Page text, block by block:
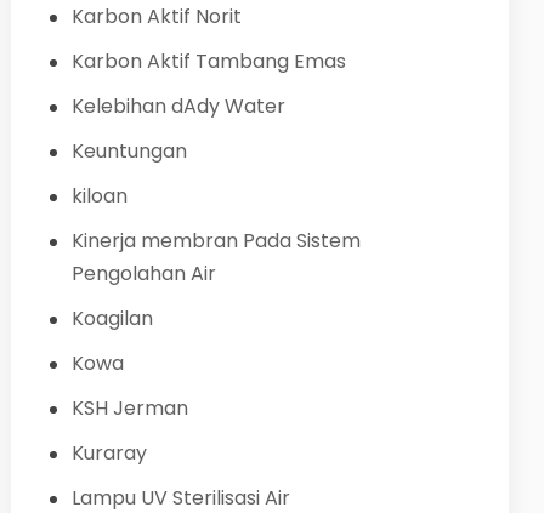
Karbon Aktif Norit
Karbon Aktif Tambang Emas
Kelebihan dAdy Water
Keuntungan
kiloan
Kinerja membran Pada Sistem
Pengolahan Air
Koagilan
Kowa
KSH Jerman
Kuraray
Lampu UV Sterilisasi Air